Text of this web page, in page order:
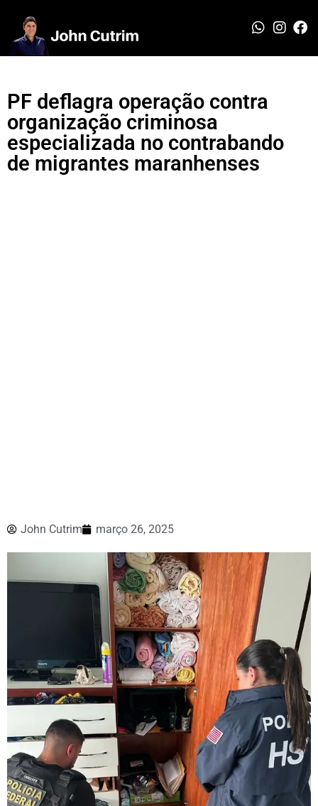
PF deflagra operação contra
organização criminosa
especializada no contrabando
de migrantes maranhenses
John Cutrim março 26, 2025